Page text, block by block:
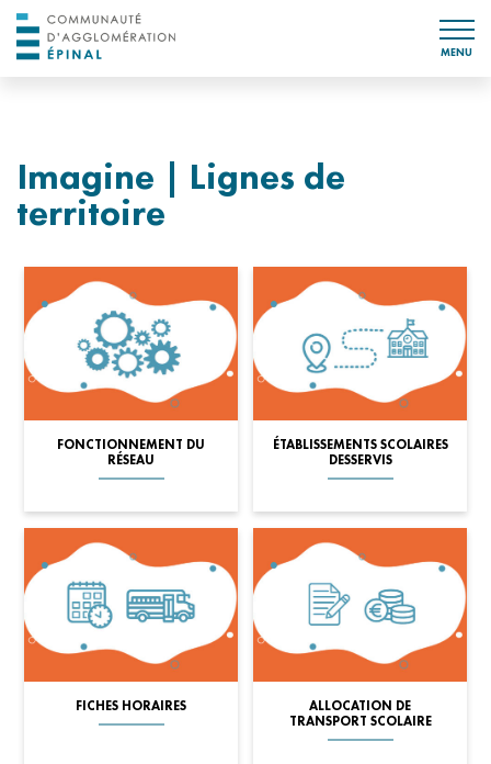
MENU
Imagine | Lignes de
territoire
FONCTIONNEMENT DU
RÉSEAU
ÉTABLISSEMENTS SCOLAIRES
DESSERVIS
FICHES HORAIRES
ALLOCATION DE
TRANSPORT SCOLAIRE